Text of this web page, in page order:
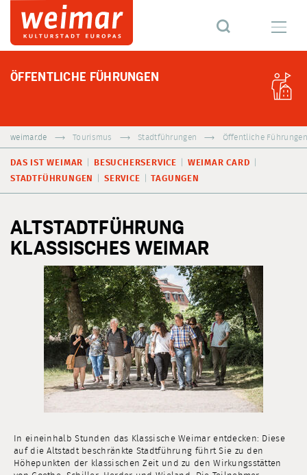
ÖFFENTLICHE FÜHRUNGEN
weimar.de Tourismus Stadtführungen Öffentliche Führungen
DAS IST WEIMAR BESUCHERSERVICE
WEIMAR CARD
STADTFÜHRUNGEN
SERVICE TAGUNGEN
ALTSTADTFÜHRUNG
KLASSISCHES WEIMAR
In eineinhalb Stunden das Klassische Weimar entdecken: Diese
auf die Altstadt beschränkte Stadtführung führt Sie zu den
Höhepunkten der klassischen Zeit und zu den Wirkungsstätten